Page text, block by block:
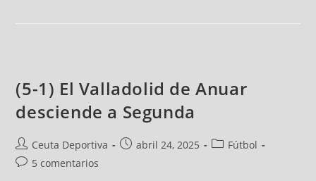
(5-1) El Valladolid de Anuar
desciende a Segunda
Ceuta Deportiva abril 24, 2025
Fútbol
5 comentarios